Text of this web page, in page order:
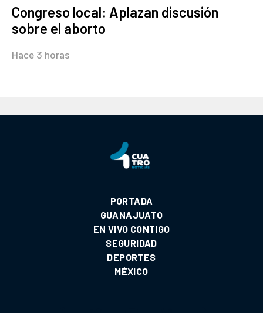
Congreso local: Aplazan discusión
sobre el aborto
Hace 3 horas
PORTADA
GUANAJUATO
EN VIVO CONTIGO
SEGURIDAD
DEPORTES
MÉXICO